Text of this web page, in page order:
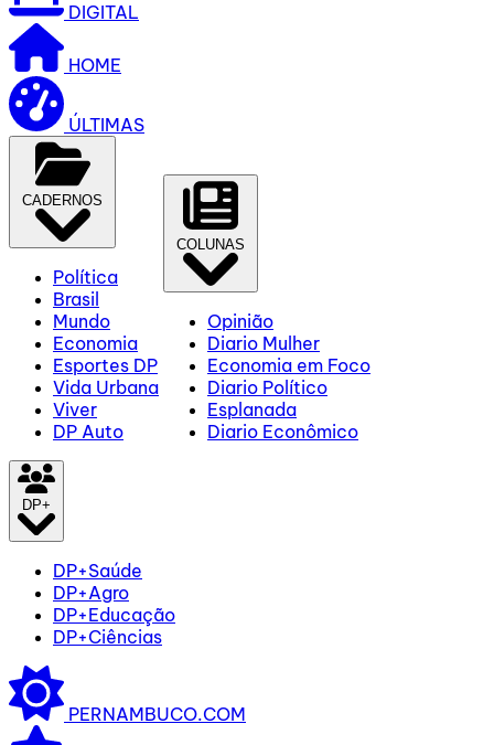
DIGITAL
HOME
ÚLTIMAS
CADERNOS
Política
Brasil
Mundo
Economia
Esportes DP
Vida Urbana
Viver
DP Auto
COLUNAS
Opinião
Diario Mulher
Economia em Foco
Diario Político
Esplanada
Diario Econômico
DP+
DP+Saúde
DP+Agro
DP+Educação
DP+Ciências
PERNAMBUCO.COM